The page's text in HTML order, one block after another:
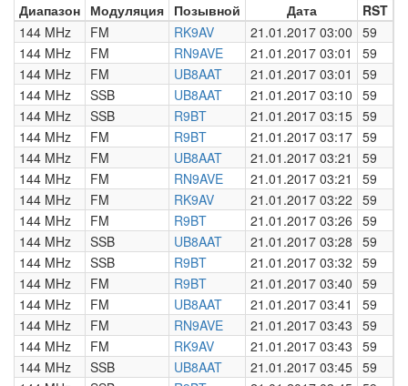
Диапазон Модуляция Позывной Дата
RST
144 MHz
FM RK9AV 21.01.2017 03:00 59
144 MHz
FM RN9AVE 21.01.2017 03:01 59
144 MHz
FM UB8AAT 21.01.2017 03:01 59
144 MHz
SSB UB8AAT 21.01.2017 03:10 59
144 MHz
SSB R9BT 21.01.2017 03:15 59
144 MHz
FM R9BT 21.01.2017 03:17 59
144 MHz
FM UB8AAT 21.01.2017 03:21 59
144 MHz
FM RN9AVE 21.01.2017 03:21 59
144 MHz
FM RK9AV 21.01.2017 03:22 59
144 MHz
FM R9BT 21.01.2017 03:26 59
144 MHz
SSB UB8AAT 21.01.2017 03:28 59
144 MHz
SSB R9BT 21.01.2017 03:32 59
144 MHz
FM R9BT 21.01.2017 03:40 59
144 MHz
FM UB8AAT 21.01.2017 03:41 59
144 MHz
FM RN9AVE 21.01.2017 03:43 59
144 MHz
FM RK9AV 21.01.2017 03:43 59
144 MHz
SSB UB8AAT 21.01.2017 03:45 59